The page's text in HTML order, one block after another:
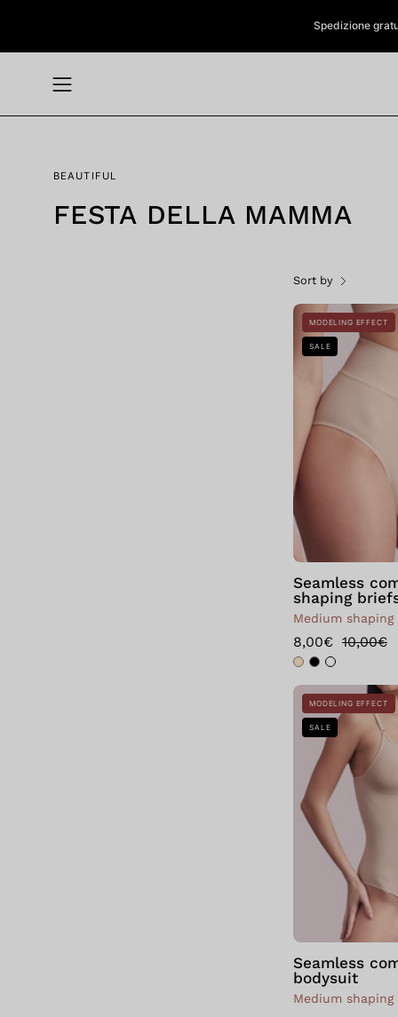
content
Spedizione
Open
navigation
BEAUTIFUL
FESTA DELLA MAMMA
Sort by
MODELING EFFECT
SALE
Seamless
shaping
Medium shaping
8,00€ 10,00€
MODELING EFFECT
SALE
Seamless
bodysuit
Medium shaping